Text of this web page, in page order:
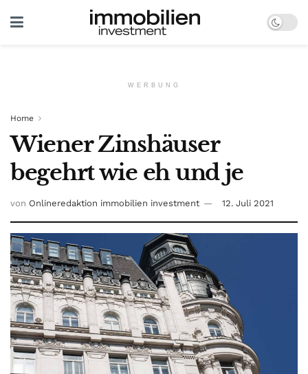
WERBUNG
Home
Wiener Zinshäuser
begehrt wie eh und je
von Onlineredaktion immobilien investment 12. Juli 2021